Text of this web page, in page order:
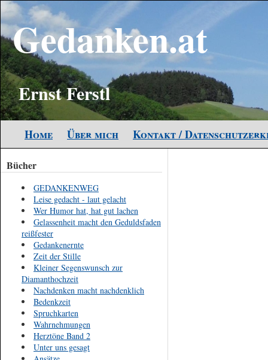
Gedanken.at
Ernst Ferstl
Home Über mich Kontakt /
Bücher
GEDANKENWEG
Leise gedacht - laut gelacht
Wer Humor hat, hat gut lachen
Gelassenheit macht den Geduldsfaden
reißfester
Gedankenernte
Zeit der Stille
Kleiner Segenswunsch zur
Diamanthochzeit
Nachdenken macht nachdenklich
Bedenkzeit
Spruchkarten
Wahrnehmungen
Herztöne Band 2
Unter uns gesagt